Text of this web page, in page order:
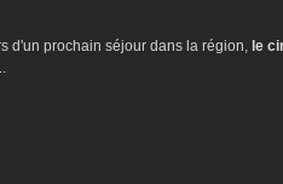
d'un prochain séjour dans la région, le